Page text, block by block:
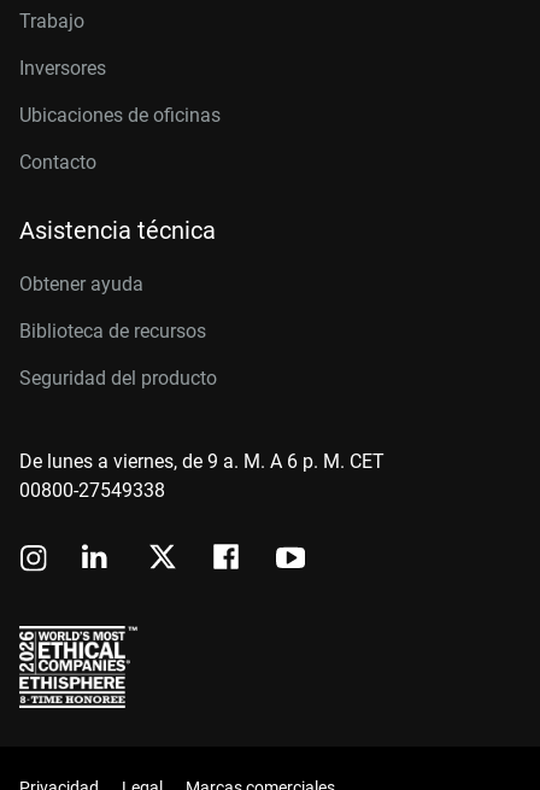
Trabajo
Inversores
Ubicaciones de oficinas
Contacto
Asistencia técnica
Obtener ayuda
Biblioteca de recursos
Seguridad del producto
De lunes a viernes, de 9 a. M. A 6 p. M. CET
00800-27549338